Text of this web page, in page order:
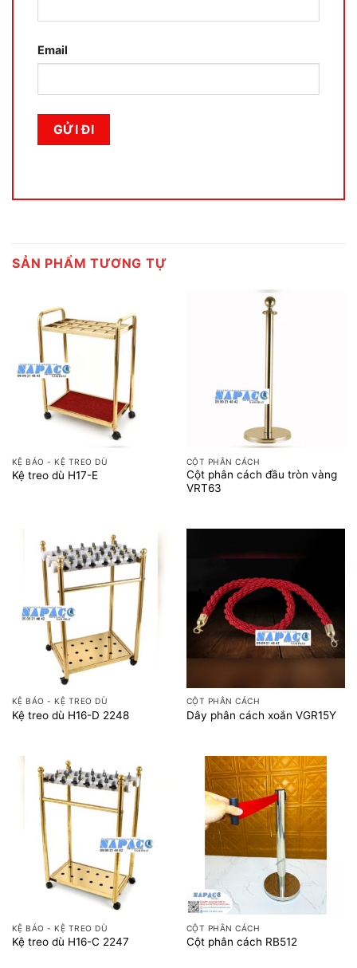
Email
SẢN PHẨM TƯƠNG TỰ
KỆ BÁO - KỆ TREO DÙ
Kệ treo dù H17-E
CỘT PHÂN CÁCH
Cột phân cách đầu tròn vàng
VRT63
KỆ BÁO - KỆ TREO DÙ
Kệ treo dù H16-D 2248
CỘT PHÂN CÁCH
Dây phân cách xoắn VGR15Y
KỆ BÁO - KỆ TREO DÙ
Kệ treo dù H16-C 2247
CỘT PHÂN CÁCH
Cột phân cách RB512